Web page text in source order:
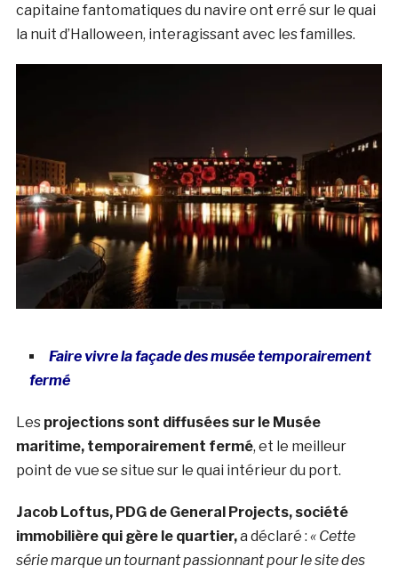
capitaine fantomatiques du navire ont erré sur le quai
la nuit d’Halloween, interagissant avec les familles.
Faire vivre la façade des muséetemporairement
fermé
Les projections sont diffusées sur le Musée
maritime, temporairement fermé, et le meilleur
point de vue se situe sur le quai intérieur du port.
Jacob Loftus, PDG de General Projects, société
immobilière qui gère le quartier,a déclaré : « Cette
série marque un tournant passionnant pour le site des